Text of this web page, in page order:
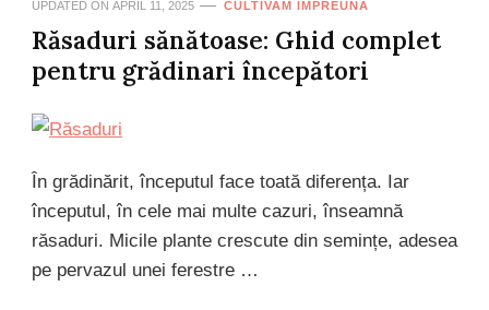
UPDATED ON APRIL 11, 2025 CULTIVAM IMPREUNA
Răsaduri sănătoase: Ghid complet
pentru grădinari începători
În grădinărit, începutul face toată diferența. Iar
începutul, în cele mai multe cazuri, înseamnă
răsaduri. Micile plante crescute din semințe, adesea
pe pervazul unei ferestre …